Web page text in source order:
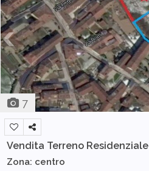
7
Vendita Terreno Residenziale
Zona: centro